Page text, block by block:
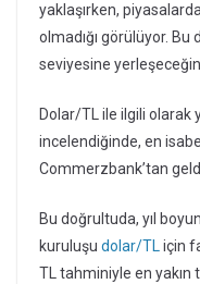
yaklaşırken,
olmadığı görülüyor. Bu
seviyesine
Dolar/TL ile ilgili olarak
incelendiğinde, en
Commerzbank’tan
Bu doğrultuda, yıl
kuruluşu dolar/TL için
TL tahminiyle en yakın